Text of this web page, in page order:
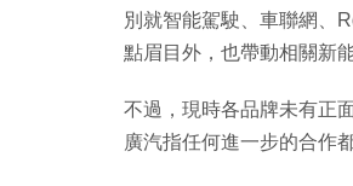
別就智能駕駛、車聯網、
點眉目外，也帶動相關新
不過，現時各品牌未有正
廣汽指任何進一步的合作